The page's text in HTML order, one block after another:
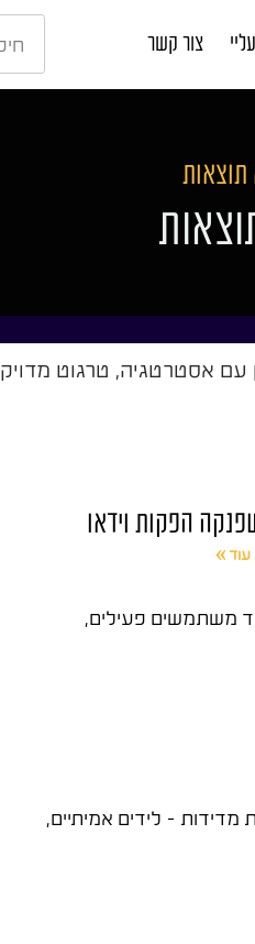
עליי צור קשר
עם אסטרטגיה, טרגוט מדויק
הפקות וידאו
עוד »
משתמשים פעילים,
– לידים אמיתיים,